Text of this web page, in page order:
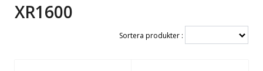
XR1600
Sortera produkter :